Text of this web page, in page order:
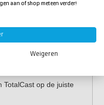
nodig).
TotalCast op de juiste
aan of shop meteen verder!
Weigeren